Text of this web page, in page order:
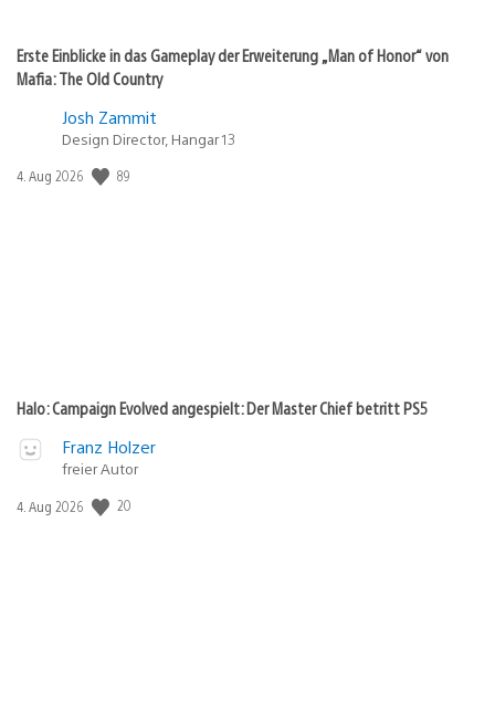
Erste Einblicke in das Gameplay der Erweiterung „Man of Honor“ von
Mafia: The Old Country
Josh Zammit
Design Director, Hangar 13
Veröffentlichungsdatum:
4. Aug 2026 89
Halo: Campaign Evolved angespielt: Der Master Chief betritt PS5
Franz Holzer
freier Autor
Veröffentlichungsdatum:
4. Aug 2026 20